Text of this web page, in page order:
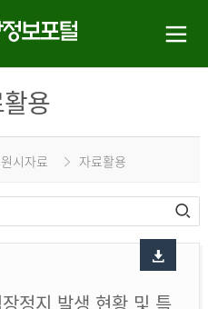
용
원시자료 자료활용
정지 발생 현황 및 특